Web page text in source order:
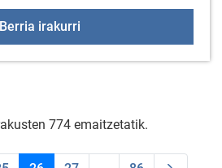
Berria irakurri
774 emaitzetatik.